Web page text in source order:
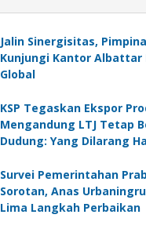
Jalin Sinergisitas,
Kunjungi Kantor Albattar
Global
KSP Tegaskan Ekspor
Mengandung LTJ Tetap
Dudung: Yang Dilarang
Survei Pemerintahan
Sorotan, Anas
Lima Langkah Perbaikan